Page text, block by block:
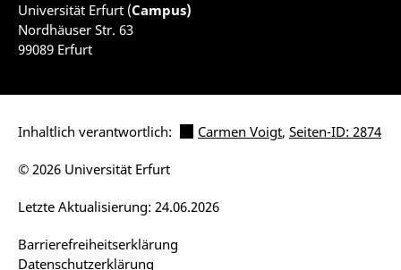
Universität Erfurt (Campus)
Nordhäuser Str. 63
99089 Erfurt
Inhaltlich verantwortlich: Carmen Voigt, Seiten-ID: 2874
Barrierefreiheitserklärung
Datenschutzerklärung
Letzte Aktualisierung: 24.06.2026
© 2026 Universität Erfurt